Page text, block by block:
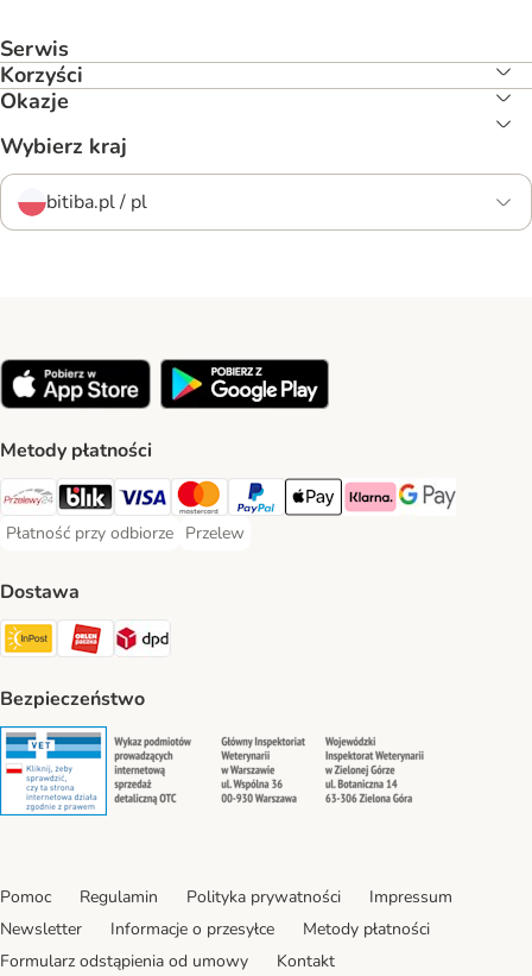
Serwis
Korzyści
Okazje
Wybierz kraj
bitiba.pl / pl
Metody płatności
Przelewy24 Payment Method
Blik Payment Method
VISA Payment Method
MasterCard Payment Method
PayPal Payment Method
Apple Pay Payment Method
Klarna Payment Method
Google Pay
Płatność przy odbiorze
Płatność przy odbiorze Payment Method
Przelew
Przelew Payment Method
Dostawa
InPost Shipping Method
ORLEN Paczka. Shipping Method
DPD Shipping Method
Bezpieczeństwo
Security Security Security
Pomoc Regulamin Polityka prywatności
Impressum
Newsletter
Informacje o przesyłce
Metody płatności
Formularz odstąpienia od umowy
Kontakt